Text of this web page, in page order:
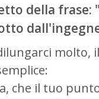
della
molto,
che il tuo